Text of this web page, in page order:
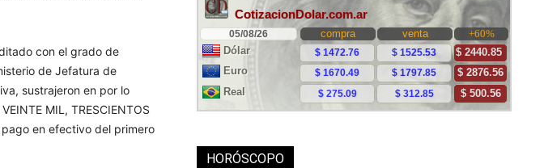
con el grado de
de Jefatura de
sustrajeron en por lo
MIL, TRESCIENTOS
pago en efectivo del primero
HORÓSCOPO